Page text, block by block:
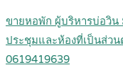
ขายหอพัก ผู้บริหารบ่อวิน
ประชุมและห้องที่เป็นส่ว
0619419639